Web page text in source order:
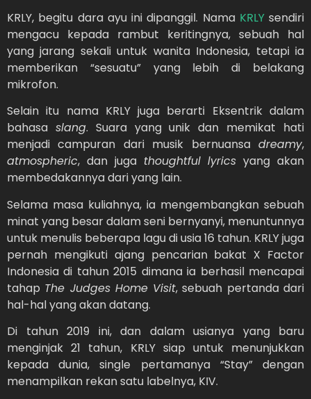
KRLY, begitu dara ayu ini dipanggil. Nama KRLYsendiri
mengacu kepada rambut keritingnya, sebuah hal
yang jarang sekali untuk wanita Indonesia, tetapi ia
memberikan “sesuatu” yang lebih di belakang
mikrofon.
Selain itu nama KRLY juga berarti Eksentrik dalam
bahasa slang. Suara yang unik dan memikat hati
menjadi campuran dari musik bernuansa dreamy,
atmospheric, dan juga thoughtful lyrics yang akan
membedakannya dari yang lain.
Selama masa kuliahnya, ia mengembangkan sebuah
minat yang besar dalam seni bernyanyi, menuntunnya
untuk menulis beberapa lagu di usia 16 tahun. KRLY juga
pernah mengikuti ajang pencarian bakat X Factor
Indonesia di tahun 2015 dimana ia berhasil mencapai
tahap The Judges Home Visit, sebuah pertanda dari
hal-hal yang akan datang.
Di tahun 2019 ini, dan dalam usianya yang baru
menginjak 21 tahun, KRLY siap untuk menunjukkan
kepada dunia, single pertamanya “Stay” dengan
menampilkan rekan satu labelnya, KIV.